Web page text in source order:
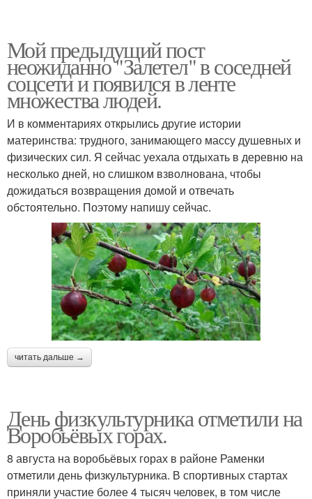
Мой предыдущий пост
неожиданно "Залетел" в соседней
соцсети и появился в ленте
множества людей.
И в комментариях открылись другие истории
материнства: трудного, занимающего массу душевных и
физических сил. Я сейчас уехала отдыхать в деревню на
несколько дней, но слишком взволнована, чтобы
дожидаться возвращения домой и отвечать
обстоятельно. Поэтому напишу сейчас.
читать дальше →
День физкультурника отметили на
Воробьёвых горах.
8 августа на воробьёвых горах в районе Раменки
отметили день физкультурника. В спортивных стартах
приняли участие более 4 тысяч человек, в том числе